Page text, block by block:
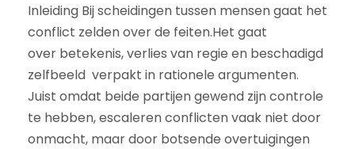
Inleiding Bij scheidingen tussen mensen gaat het
conflict zelden over de feiten.Het gaat
over betekenis, verlies van regie en beschadigd
zelfbeeld verpakt in rationele argumenten.
Juist omdat beide partijen gewend zijn controle
te hebben, escaleren conflicten vaak niet door
onmacht, maar door botsende overtuigingen